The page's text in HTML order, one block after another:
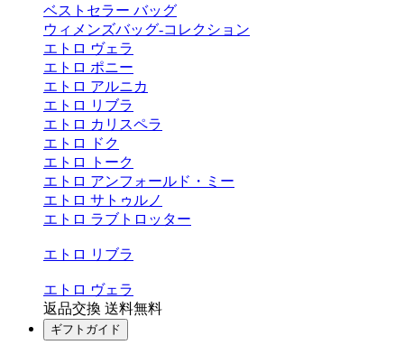
ベストセラー バッグ
ウィメンズバッグ-コレクション
エトロ ヴェラ
エトロ ポニー
エトロ アルニカ
エトロ リブラ
エトロ カリスペラ
エトロ ドク
エトロ トーク
エトロ アンフォールド・ミー
エトロ サトゥルノ
エトロ ラブトロッター
エトロ リブラ
エトロ ヴェラ
返品交換 送料無料
ギフトガイド